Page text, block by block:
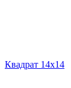
Квадрат 14х14